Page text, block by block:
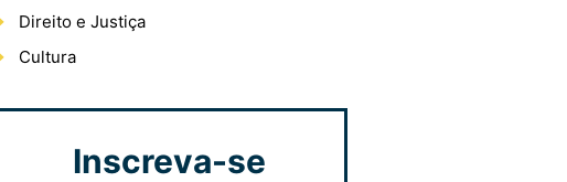
Direito e Justiça
Cultura
Inscreva-se